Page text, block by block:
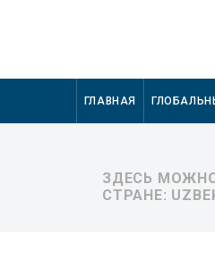
Main
ГЛАВНАЯ
ЗДЕСЬ
СТРАНЕ: